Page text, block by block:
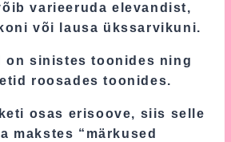
varieeruda elevandist,
või lausa ükssarvikuni.
on sinistes toonides ning
roosades toonides.
osas erisoove, siis selle
makstes “märkused